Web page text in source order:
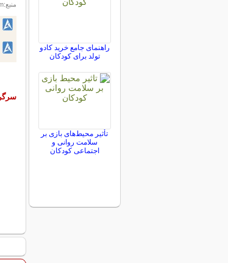
منبع:asemoni.com
راهنمای جامع خرید کادو
تولد برای کودکان
تأثیر محیط‌های بازی بر
سلامت روانی و
اجتماعی کودکان